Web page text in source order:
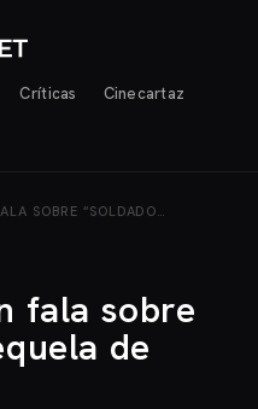
Críticas
Cinecartaz
SOBRE “SOLDADO…
fala sobre
de